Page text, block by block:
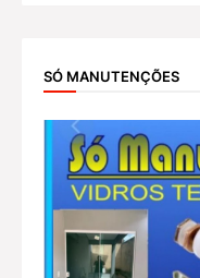
SÓ MANUTENÇÕES